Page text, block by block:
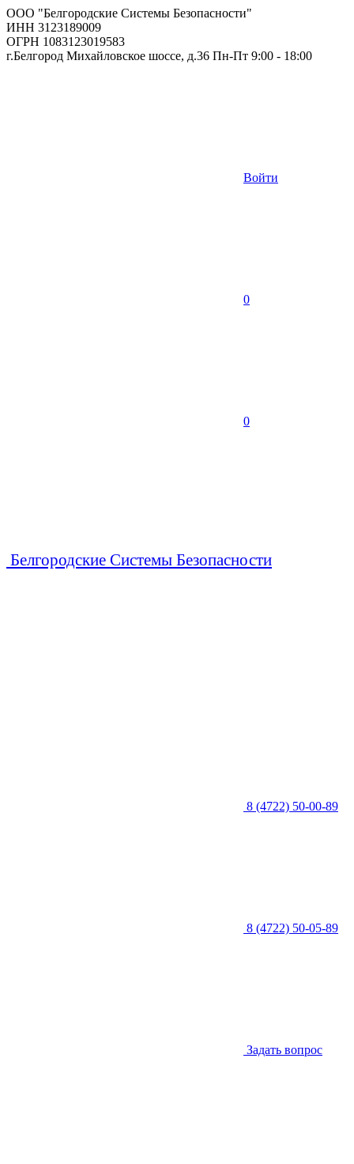
ООО "Белгородские Системы Безопасности"
ИНН 3123189009
ОГРН 1083123019583
г.Белгород Михайловское шоссе, д.36 Пн-Пт 9:00 - 18:00
Войти
0
0
Белгородские Системы Безопасности
8 (4722) 50-00-89
8 (4722) 50-05-89
Задать вопрос